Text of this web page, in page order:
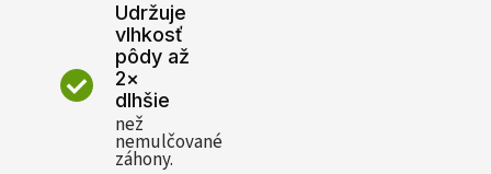
Udržuje
vlhkosť
pôdy až
2×
dlhšie
než
nemulčované
záhony.